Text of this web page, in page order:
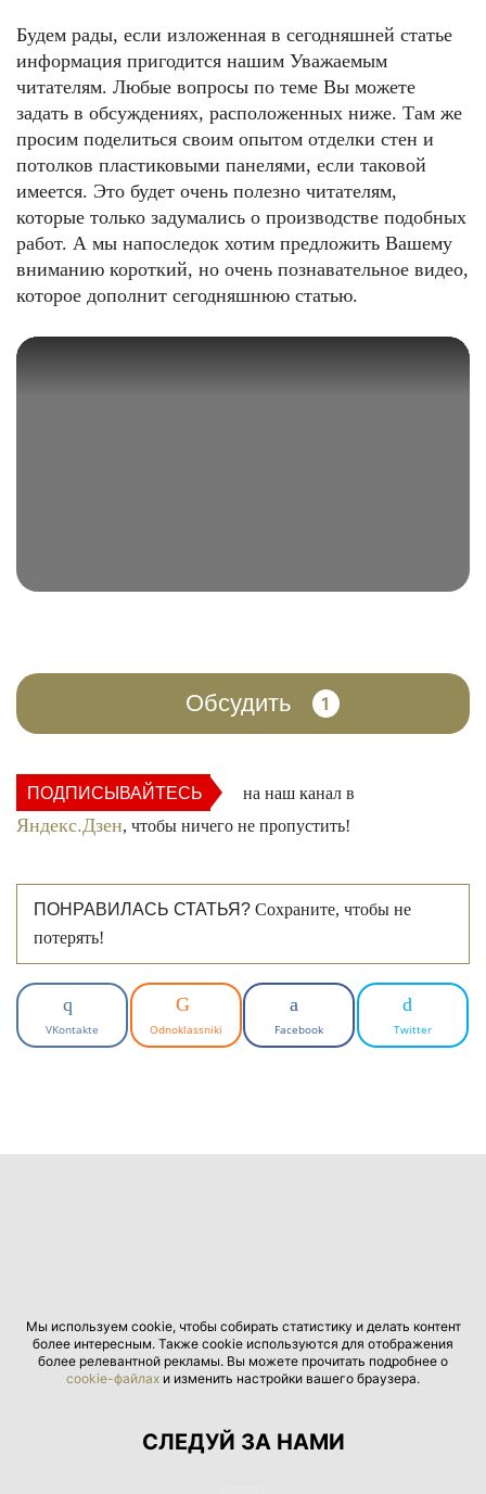
Будем рады, если изложенная в сегодняшней статье
информация пригодится нашим Уважаемым
читателям. Любые вопросы по теме Вы можете
задать в обсуждениях, расположенных ниже. Там же
просим поделиться своим опытом отделки стен и
потолков пластиковыми панелями, если таковой
имеется. Это будет очень полезно читателям,
которые только задумались о производстве подобных
работ. А мы напоследок хотим предложить Вашему
вниманию короткий, но очень познавательное видео,
которое дополнит сегодняшнюю статью.
Обсудить 1
ПОДПИСЫВАЙТЕСЬ на наш канал в
Яндекс.Дзен, чтобы ничего не пропустить!
ПОНРАВИЛАСЬ СТАТЬЯ? Сохраните, чтобы не
потерять!
VKontakte Odnoklassniki Facebook Twitter
Мы используем cookie, чтобы собирать статистику и делать контент
более интересным. Также cookie используются для отображения
более релевантной рекламы. Вы можете прочитать подробнее о
cookie-файлах и изменить настройки вашего браузера.
СЛЕДУЙ ЗА НАМИ